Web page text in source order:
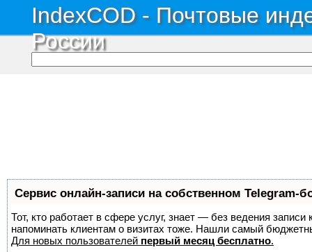
IndexCOD - Почтовые
России
Сервис онлайн-записи на собственном Telegram-
Тот, кто работает в сфере услуг, знает — без ведения
напоминать клиентам о визитах тоже. Нашли самый
Для новых пользователей первый месяц бесплатно.